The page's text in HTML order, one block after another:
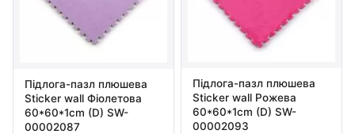
Підлога-пазл плюшева
Sticker wall Фіолетова
60*60*1cm (D) SW-
00002087
Підлога-пазл плюшева
Sticker wall Рожева
60*60*1cm (D) SW-
00002093